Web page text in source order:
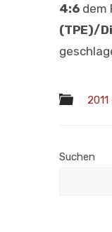
4:6 dem
(TPE)/
Suchen